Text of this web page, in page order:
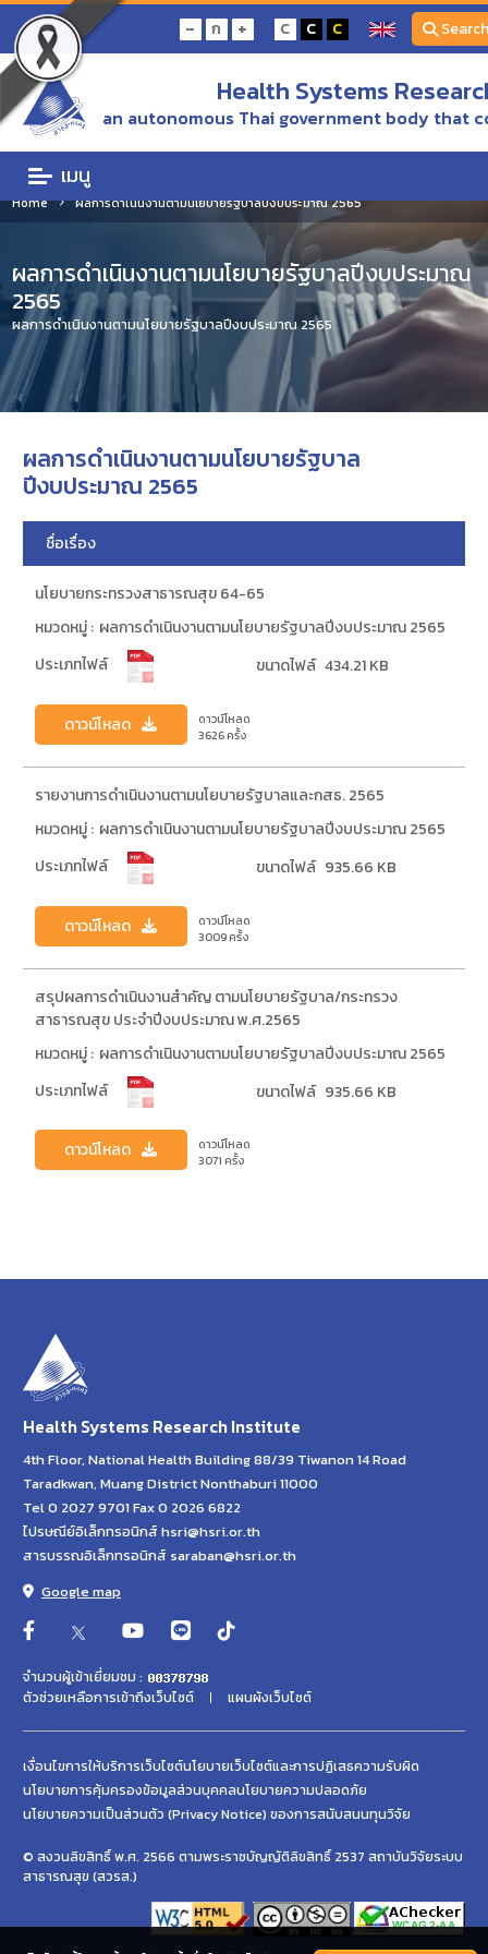
- ก + C C C Search
Health Systems
an autonomous Thai government body that
เมนู
Home ผลการดำเนินงานตามนโยบายรัฐบาลปีงบประมาณ 2565
ผลการดำเนินงานตามนโยบายรัฐบาลปีงบประมาณ
2565
ผลการดำเนินงานตามนโยบายรัฐบาลปีงบประมาณ 2565
ผลการดำเนินงานตามนโยบายรัฐบาล
ปีงบประมาณ 2565
ชื่อเรื่อง
นโยบายกระทรวงสาธารณสุข 64-65
หมวดหมู่ : ผลการดำเนินงานตามนโยบายรัฐบาลปีงบประมาณ 2565
ประเภทไฟล์
ขนาดไฟล์ 434.21 KB
ดาวน์โหลด
ดาวน์โหลด
3626ครั้ง
รายงานการดำเนินงานตามนโยบายรัฐบาลและกสธ. 2565
หมวดหมู่ : ผลการดำเนินงานตามนโยบายรัฐบาลปีงบประมาณ 2565
ประเภทไฟล์
ขนาดไฟล์ 935.66 KB
ดาวน์โหลด
ดาวน์โหลด
3009ครั้ง
สรุปผลการดำเนินงานสำคัญ ตามนโยบายรัฐบาล/กระทรวง
สาธารณสุข ประจำปีงบประมาณ พ.ศ.2565
หมวดหมู่ : ผลการดำเนินงานตามนโยบายรัฐบาลปีงบประมาณ 2565
ประเภทไฟล์
ขนาดไฟล์ 935.66 KB
ดาวน์โหลด
ดาวน์โหลด
3071ครั้ง
Health Systems Research Institute
4th Floor, National Health Building 88/39 Tiwanon 14 Road
Taradkwan, Muang District Nonthaburi 11000
Tel 0 2027 9701 Fax 0 2026 6822
ไปรษณีย์อิเล็กทรอนิกส์ hsri@hsri.or.th
สารบรรณอิเล็กทรอนิกส์ saraban@hsri.or.th
Google map
จำนวนผู้เข้าเยี่ยมชม :
ตัวช่วยเหลือการเข้าถึงเว็บไซต์
แผนผังเว็บไซต์
เงื่อนไขการให้บริการเว็บไซต์นโยบายเว็บไซต์และการปฏิเสธความรับผิด
นโยบายการคุ้มครองข้อมูลส่วนบุคคลนโยบายความปลอดภัย
นโยบายความเป็นส่วนตัว (Privacy Notice) ของการสนับสนนทุนวิจัย
© สงวนลิขสิทธิ์ พ.ศ. 2566 ตามพระราชบัญญัติลิขสิทธิ์ 2537 สถาบันวิจัยระบบ
สาธารณสุข (สวรส.)